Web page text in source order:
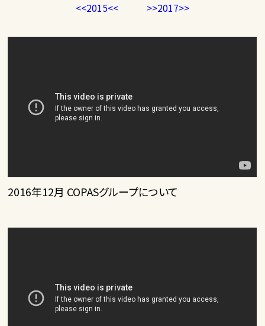
<<2015<< >>2017>>
2016年12月 COPASグループについて